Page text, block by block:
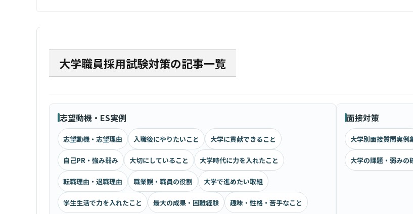
大学職員採用試験対策の記事一覧
志望動機・ES実例
志望動機・志望理由 入職後にやりたいこと 大学に貢献できること
自己PR・強み弱み 大切にしていること 大学時代に力を入れたこと
転職理由・退職理由 職業観・職員の役割 大学で進めたい取組
学生生活で力を入れたこと 最大の成果・困難経験 趣味・性格・苦手なこと
面接対策
大学別面接質問実例
大学の課題・弱みの